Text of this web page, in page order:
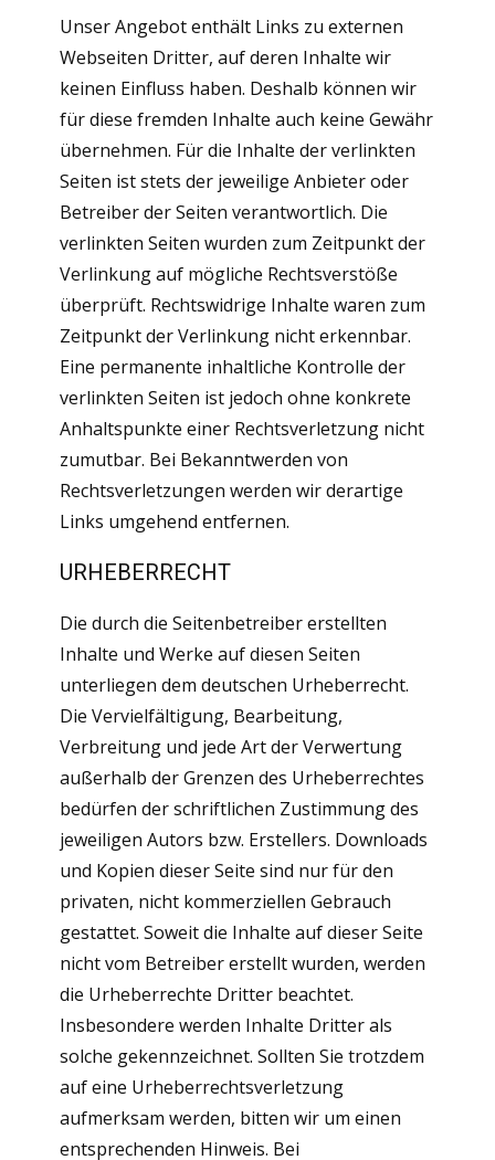
Unser Angebot enthält Links zu externen
Webseiten Dritter, auf deren Inhalte wir
keinen Einfluss haben. Deshalb können wir
für diese fremden Inhalte auch keine Gewähr
übernehmen. Für die Inhalte der verlinkten
Seiten ist stets der jeweilige Anbieter oder
Betreiber der Seiten verantwortlich. Die
verlinkten Seiten wurden zum Zeitpunkt der
Verlinkung auf mögliche Rechtsverstöße
überprüft. Rechtswidrige Inhalte waren zum
Zeitpunkt der Verlinkung nicht erkennbar.
Eine permanente inhaltliche Kontrolle der
verlinkten Seiten ist jedoch ohne konkrete
Anhaltspunkte einer Rechtsverletzung nicht
zumutbar. Bei Bekanntwerden von
Rechtsverletzungen werden wir derartige
Links umgehend entfernen.
URHEBERRECHT
Die durch die Seitenbetreiber erstellten
Inhalte und Werke auf diesen Seiten
unterliegen dem deutschen Urheberrecht.
Die Vervielfältigung, Bearbeitung,
Verbreitung und jede Art der Verwertung
außerhalb der Grenzen des Urheberrechtes
bedürfen der schriftlichen Zustimmung des
jeweiligen Autors bzw. Erstellers. Downloads
und Kopien dieser Seite sind nur für den
privaten, nicht kommerziellen Gebrauch
gestattet. Soweit die Inhalte auf dieser Seite
nicht vom Betreiber erstellt wurden, werden
die Urheberrechte Dritter beachtet.
Insbesondere werden Inhalte Dritter als
solche gekennzeichnet. Sollten Sie trotzdem
auf eine Urheberrechtsverletzung
aufmerksam werden, bitten wir um einen
entsprechenden Hinweis. Bei